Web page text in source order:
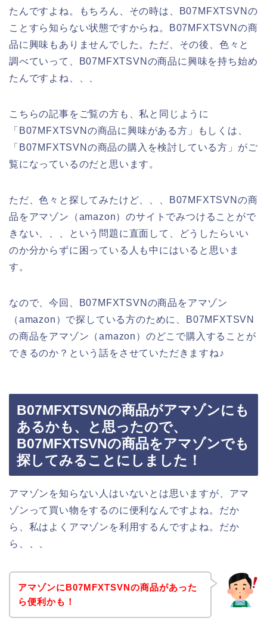
たんですよね。もちろん、その時は、B07MFXTSVNの
ことすら知らない状態ですからね。B07MFXTSVNの商
品に興味もありませんでした。ただ、その後、色々と
調べていって、B07MFXTSVNの商品に興味を持ち始め
たんですよね、、、
こちらの記事をご覧の方も、私と同じように
「B07MFXTSVNの商品に興味がある方」もしくは、
「B07MFXTSVNの商品の購入を検討している方」がご
覧になっているのだと思います。
ただ、色々と探してみたけど、、、B07MFXTSVNの商
品をアマゾン（amazon）のサイトでみつけることがで
きない、、、という問題に直面して、どうしたらいい
のか分からずに困っている人も中にはいると思いま
す。
なので、今回、B07MFXTSVNの商品をアマゾン
（amazon）で探している方のために、B07MFXTSVN
の商品をアマゾン（amazon）のどこで購入することが
できるのか？という話をさせていただきますね♪
B07MFXTSVNの商品がアマゾンにも
あるかも、と思ったので、
B07MFXTSVNの商品をアマゾンでも
探してみることにしました！
アマゾンを知らない人はいないとは思いますが、アマ
ゾンって買い物をするのに便利なんですよね。だか
ら、私はよくアマゾンを利用するんですよね。だか
ら、、、
アマゾンにB07MFXTSVNの商品があった
ら便利かも！